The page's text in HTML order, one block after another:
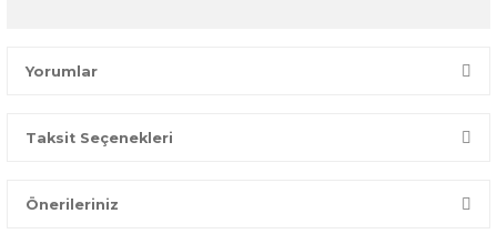
Yorumlar
Bir dakikanızı ayırın, yorumunuzla başkalarının doğru seçim
Taksit Seçenekleri
Önerileriniz